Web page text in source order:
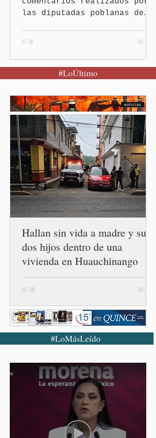
las diputadas poblanas de
este miércoles hasta la
conferencia matutina de la
Sheinbaum Pardo, quien
condenó cualquier expresión
discriminatoria y dejó en
manos de su partido la
determinación de una
eventual sanción.
#LoÚltimo
Hallan sin vida a madre y sus
dos hijos dentro de una
vivienda en Huauchinango
#LoMásLeído